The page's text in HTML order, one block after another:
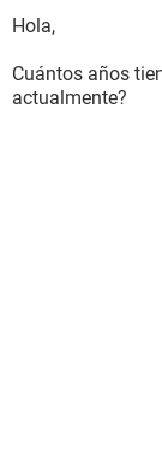
Hola,
Cuántos años
actualmente?